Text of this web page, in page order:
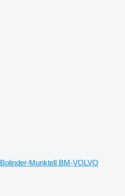
Bolinder-Munktell BM-VOLVO